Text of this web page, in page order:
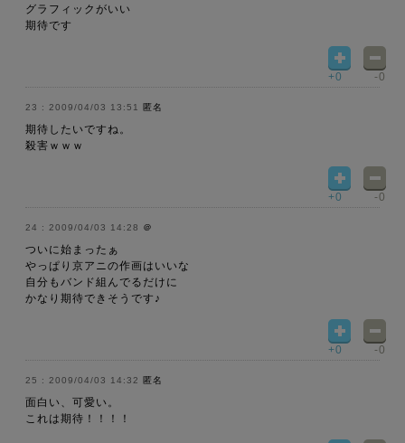
グラフィックがいい
期待です
+0 -0
2009/04/03 13:51 匿名
期待したいですね。
殺害ｗｗｗ
+0 -0
2009/04/03 14:28 ＠
ついに始まったぁ
やっぱり京アニの作画はいいな
自分もバンド組んでるだけに
かなり期待できそうです♪
+0 -0
2009/04/03 14:32 匿名
面白い、可愛い。
これは期待！！！！